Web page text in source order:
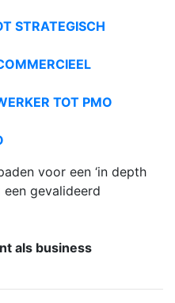
STRATEGISCH
TOT PMO
voor een ‘in depth
een gevalideerd
als business